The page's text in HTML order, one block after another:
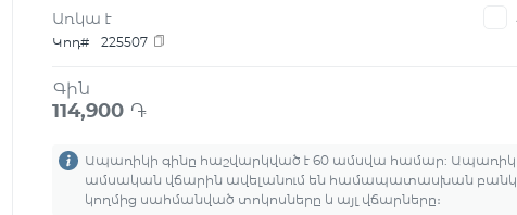
Առկա է
Կոդ#
225507
Գին
114,900 ֏
Ապառիկի գինը հաշվարկված է 60 ամսվա համար:
ամսական վճարին ավելանում են համապատասխան
կողմից սահմանված տոկոսները և այլ վճարները։